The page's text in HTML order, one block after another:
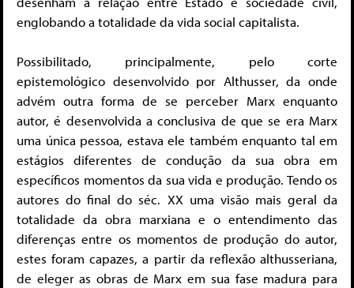
englobando a totalidade da vida social capitalista.
Possibilitado, principalmente, pelo corte
epistemológico desenvolvido por Althusser, da onde
advém outra forma de se perceber Marx enquanto
autor, é desenvolvida a conclusiva de que se era Marx
uma única pessoa, estava ele também enquanto tal em
estágios diferentes de condução da sua obra em
específicos momentos da sua vida e produção. Tendo os
autores do final do séc. XX uma visão mais geral da
totalidade da obra marxiana e o entendimento das
diferenças entre os momentos de produção do autor,
estes foram capazes, a partir da reflexão althusseriana,
de eleger as obras de Marx em sua fase madura para